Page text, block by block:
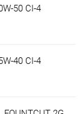
50 CI-4
40 CI-4